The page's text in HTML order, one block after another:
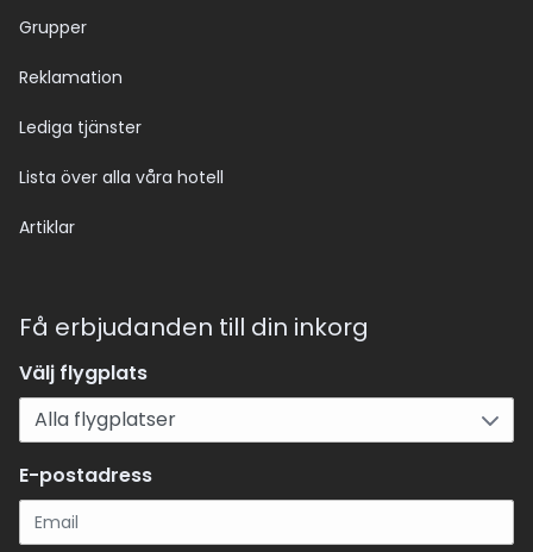
Grupper
Reklamation
Lediga tjänster
Lista över alla våra hotell
Artiklar
Få erbjudanden till din inkorg
Välj flygplats
E-postadress